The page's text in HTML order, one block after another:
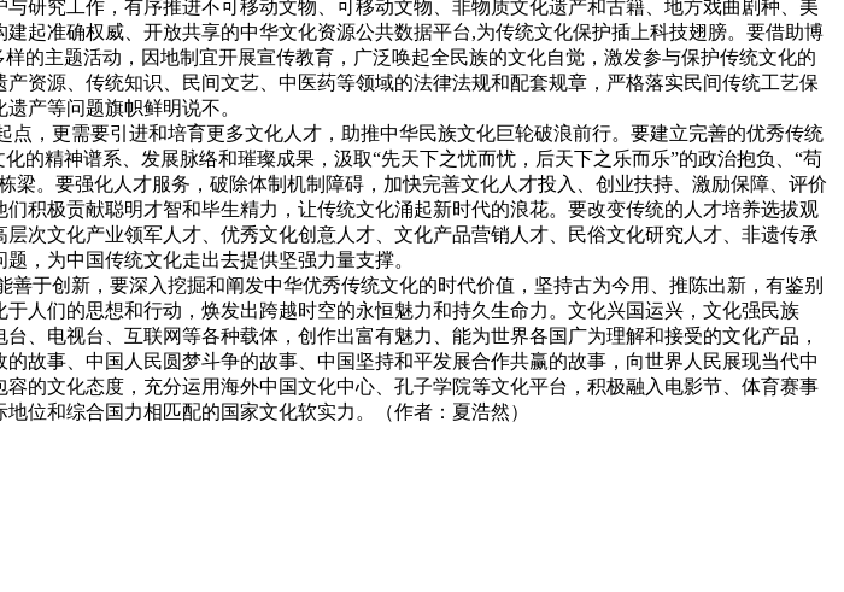
研究工作，有序推进不可移动文物、可移动文物、非物质文化遗产和古籍、地方戏曲剧种、美
起准确权威、开放共享的中华文化资源公共数据平台,为传统文化保护插上科技翅膀。要借助博
的主题活动，因地制宜开展宣传教育，广泛唤起全民族的文化自觉，激发参与保护传统文化的
资源、传统知识、民间文艺、中医药等领域的法律法规和配套规章，严格落实民间传统工艺保
产等问题旗帜鲜明说不。
，更需要引进和培育更多文化人才，助推中华民族文化巨轮破浪前行。要建立完善的优秀传统
的精神谱系、发展脉络和璀璨成果，汲取“先天下之忧而忧，后天下之乐而乐”的政治抱负、“苟
。要强化人才服务，破除体制机制障碍，加快完善文化人才投入、创业扶持、激励保障、评价
积极贡献聪明才智和毕生精力，让传统文化涌起新时代的浪花。要改变传统的人才培养选拔观
次文化产业领军人才、优秀文化创意人才、文化产品营销人才、民俗文化研究人才、非遗传承
，为中国传统文化走出去提供坚强力量支撑。
于创新，要深入挖掘和阐发中华优秀传统文化的时代价值，坚持古为今用、推陈出新，有鉴别
人们的思想和行动，焕发出跨越时空的永恒魅力和持久生命力。文化兴国运兴，文化强民族
、电视台、互联网等各种载体，创作出富有魅力、能为世界各国广为理解和接受的文化产品，
故事、中国人民圆梦斗争的故事、中国坚持和平发展合作共赢的故事，向世界人民展现当代中
的文化态度，充分运用海外中国文化中心、孔子学院等文化平台，积极融入电影节、体育赛事
位和综合国力相匹配的国家文化软实力。（作者：夏浩然）